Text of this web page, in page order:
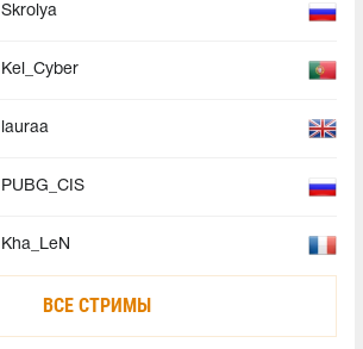
Skrolya
Kel_Cyber
lauraa
PUBG_CIS
Kha_LeN
ВСЕ СТРИМЫ